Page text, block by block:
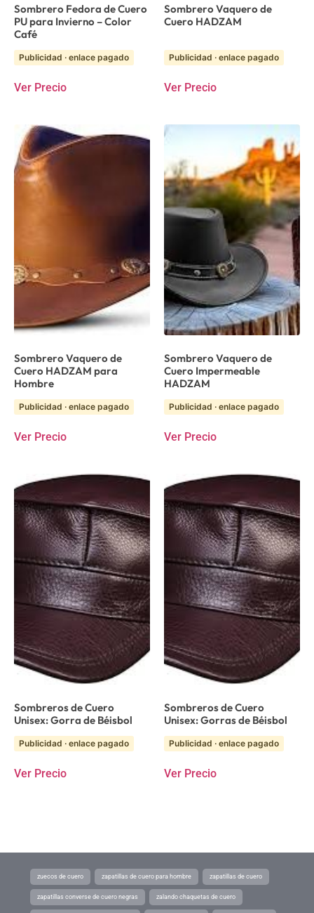
Sombrero Fedora de Cuero
PU para Invierno – Color
Café
Publicidad · enlace pagado
Ver Precio
Sombrero Vaquero de
Cuero HADZAM
Publicidad · enlace pagado
Ver Precio
Sombrero Vaquero de
Cuero HADZAM para
Hombre
Publicidad · enlace pagado
Ver Precio
Sombrero Vaquero de
Cuero Impermeable
HADZAM
Publicidad · enlace pagado
Ver Precio
Sombreros de Cuero
Unisex: Gorra de Béisbol
Publicidad · enlace pagado
Ver Precio
Sombreros de Cuero
Unisex: Gorras de Béisbol
Publicidad · enlace pagado
Ver Precio
zuecos de cuero zapatillas de cuero para hombre zapatillas de cuero
zapatillas converse de cuero negras zalando chaquetas de cuero